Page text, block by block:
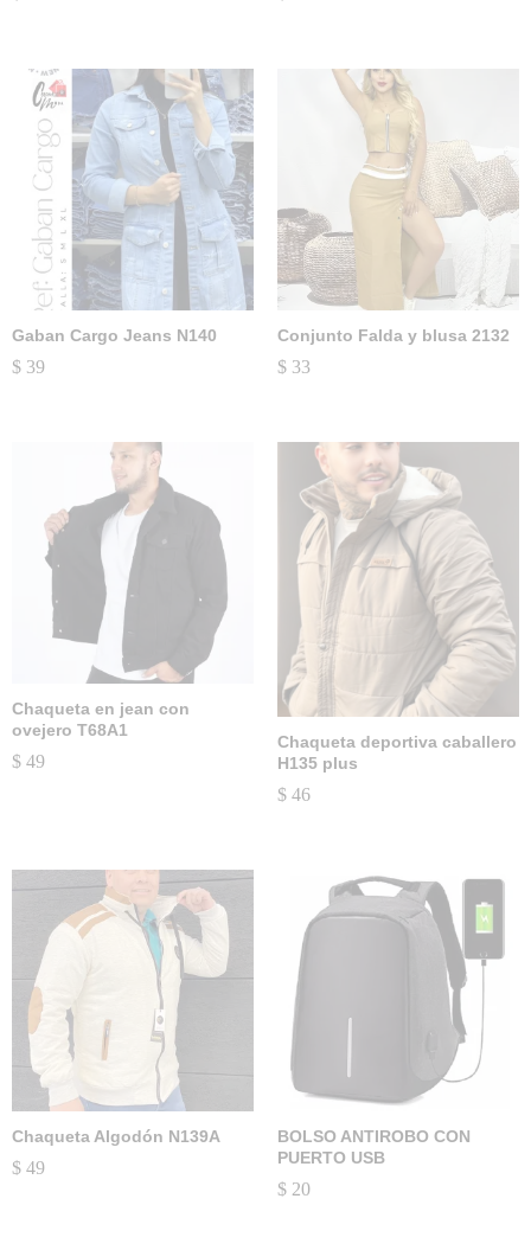
Gaban Cargo Jeans N140
$ 39
Conjunto Falda y blusa 2132
$ 33
Chaqueta en jean con
ovejero T68A1
$ 49
Chaqueta deportiva caballero
H135 plus
$ 46
Chaqueta Algodón N139A
$ 49
BOLSO ANTIROBO CON
PUERTO USB
$ 20